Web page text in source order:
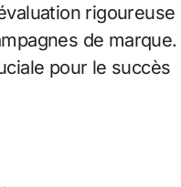
rigoureuse
de marque.
pour le succès